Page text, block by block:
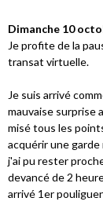
Dimanche 10
Je profite de la
transat virtuelle.
Je suis arrivé
mauvaise surprise
misé tous les
acquérir une
j'ai pu rester
devancé de 2
arrivé 1er